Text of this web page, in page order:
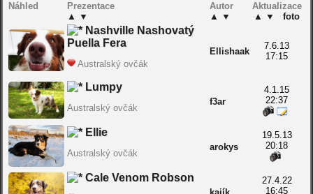
Náhled
Prezentace
▲ ▼
Autor
▲ ▼
Aktualizace
▲ ▼ foto
Nashville Nashovatý
Puella Fera
Australský ovčák
Ellishaak
7.6.13
17:15
Lumpy
Australský ovčák
f3ar
4.1.15
22:37
Ellie
Australský ovčák
arokys
19.5.13
20:18
Cale Venom Robson
27.4.22
16:45